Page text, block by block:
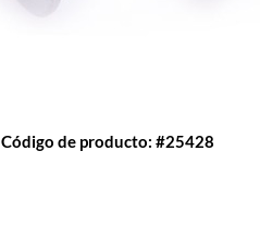
Código de producto: #25428